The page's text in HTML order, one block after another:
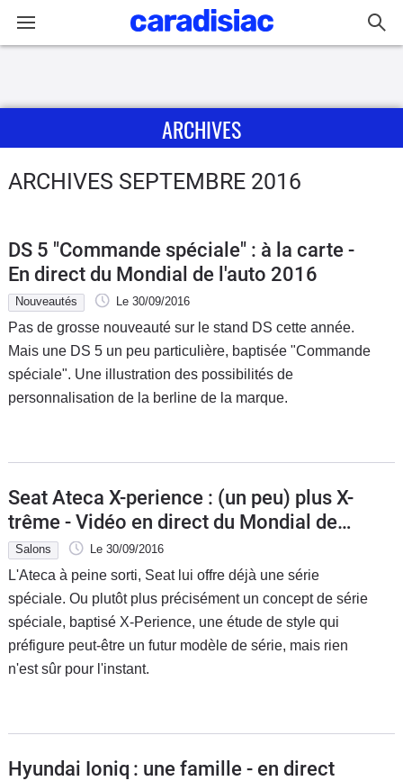
Actu
Guide
d'achat
Electriques
Utilitaires
Services
Forum
Moto
Marques
ARCHIVES
ARCHIVES SEPTEMBRE 2016
DS 5 "Commande spéciale" : à la carte -
En direct du Mondial de l'auto 2016
Nouveautés Le 30/09/2016
Pas de grosse nouveauté sur le stand DS cette année.
Mais une DS 5 un peu particulière, baptisée "Commande
spéciale". Une illustration des possibilités de
personnalisation de la berline de la marque.
Seat Ateca X-perience : (un peu) plus X-
trême - Vidéo en direct du Mondial de
Paris 2016
Salons Le 30/09/2016
L'Ateca à peine sorti, Seat lui offre déjà une série
spéciale. Ou plutôt plus précisément un concept de série
spéciale, baptisé X-Perience, une étude de style qui
préfigure peut-être un futur modèle de série, mais rien
n'est sûr pour l'instant.
Hyundai Ioniq : une famille - en direct